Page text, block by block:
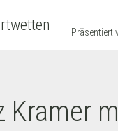
Präsentiert
Kramer